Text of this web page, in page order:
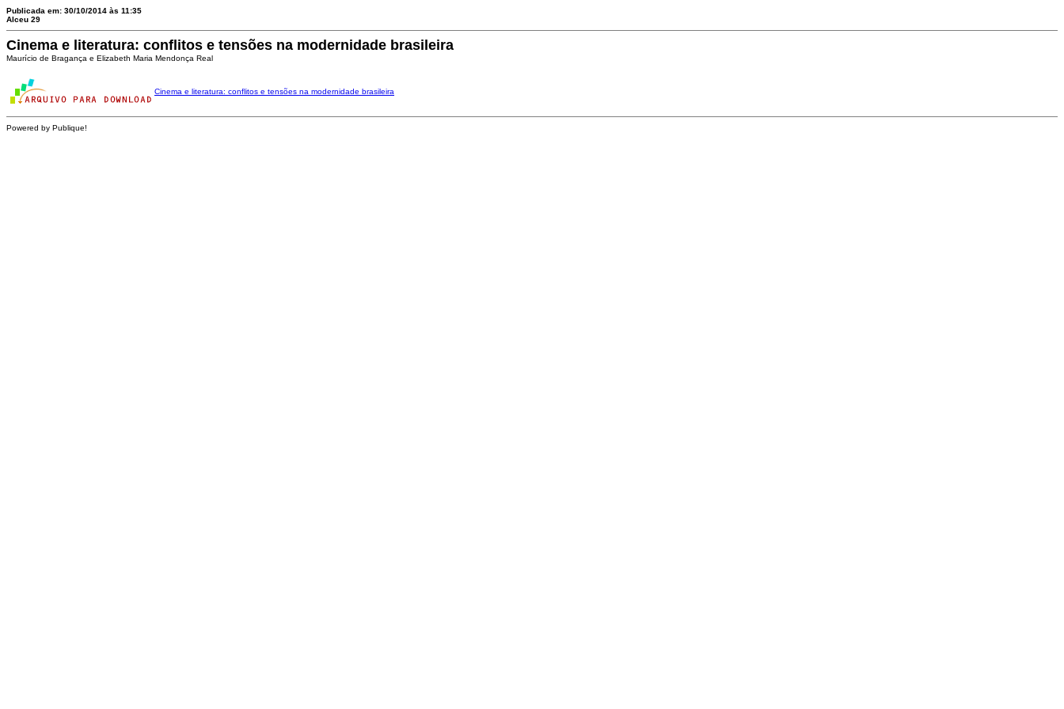
Publicada em: 30/10/2014 às 11:35
Alceu 29
Cinema e literatura: conflitos e tensões na modernidade brasileira
Maurício de Bragança e Elizabeth Maria Mendonça Real
Cinema e literatura: conflitos e tensões na modernidade brasileira
Powered by Publique!